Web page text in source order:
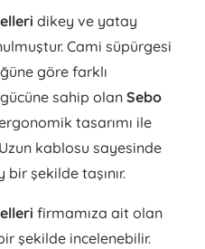
dikey ve yatay
Cami süpürgesi
göre farklı
sahip olan Sebo
tasarımı ile
kablosu sayesinde
şekilde taşınır.
firmamıza ait olan
şekilde incelenebilir.